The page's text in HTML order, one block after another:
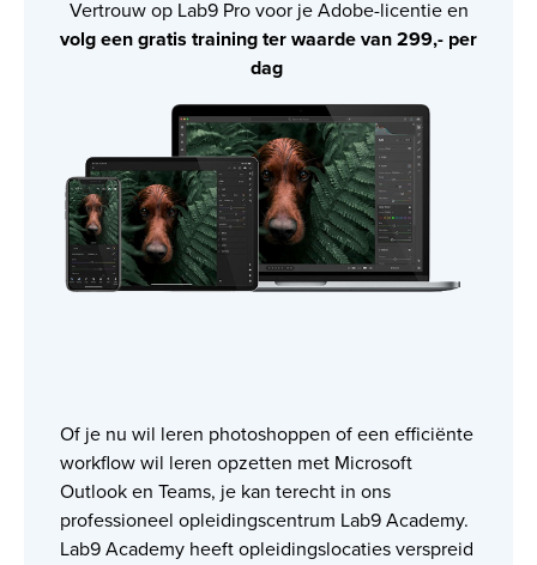
Vertrouw op Lab9 Pro voor je Adobe-licentie en
volg een gratis training ter waarde van 299,- per
dag
Of je nu wil leren photoshoppen of een efficiënte
workflow wil leren opzetten met Microsoft
Outlook en Teams, je kan terecht in ons
professioneel opleidingscentrum Lab9 Academy.
Lab9 Academy heeft opleidingslocaties verspreid